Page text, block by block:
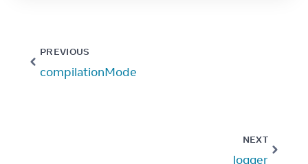
PREVIOUS
compilationMode
NEXT
logger